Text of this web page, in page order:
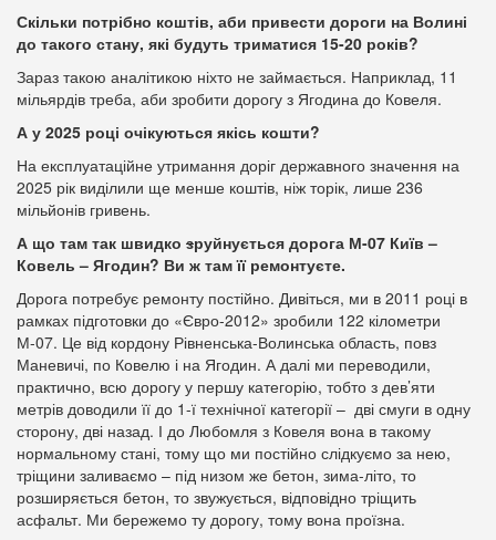
Скільки потрібно коштів, аби привести дороги на Волині
до такого стану, які будуть триматися 15-20 років?
Зараз такою аналітикою ніхто не займається. Наприклад, 11
мільярдів треба, аби зробити дорогу з Ягодина до Ковеля.
А у 2025 році очікуються якісь кошти?
На експлуатаційне утримання доріг державного значення на
2025 рік виділили ще менше коштів, ніж торік, лише 236
мільйонів гривень.
А що там так швидко зруйнується дорога М-07 Київ –
Ковель – Ягодин? Ви ж там її ремонтуєте.
Дорога потребує ремонту постійно. Дивіться, ми в 2011 році в
рамках підготовки до «Євро-2012» зробили 122 кілометри
М-07. Це від кордону Рівненська-Волинська область, повз
Маневичі, по Ковелю і на Ягодин. А далі ми переводили,
практично, всю дорогу у першу категорію, тобто з дев’яти
метрів доводили її до 1-ї технічної категорії – дві смуги в одну
сторону, дві назад. І до Любомля з Ковеля вона в такому
нормальному стані, тому що ми постійно слідкуємо за нею,
тріщини заливаємо – під низом же бетон, зима-літо, то
розширяється бетон, то звужується, відповідно тріщить
асфальт. Ми бережемо ту дорогу, тому вона проїзна.